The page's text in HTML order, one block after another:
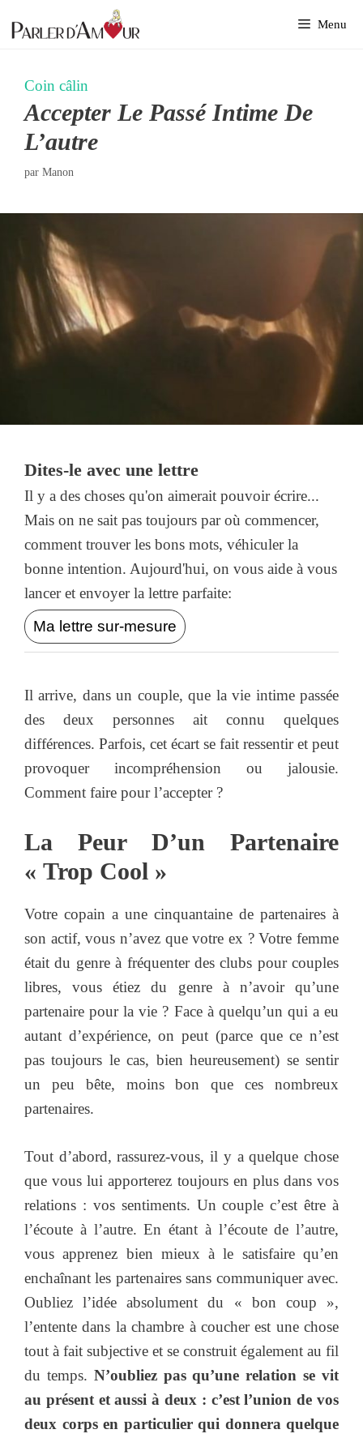
au
Menu
Coin câlin
Accepter Le Passé Intime De
L’autre
par Manon
Dites-le avec une lettre
Il y a des choses qu'on aimerait pouvoir écrire...
Mais on ne sait pas toujours par où commencer,
comment trouver les bons mots, véhiculer la
bonne intention. Aujourd'hui, on vous aide à vous
lancer et envoyer la lettre parfaite:
Ma lettre sur-mesure
Il arrive, dans un couple, que la vie intime passée
des deux personnes ait connu quelques
différences. Parfois, cet écart se fait ressentir et peut
provoquer incompréhension ou jalousie.
Comment faire pour l’accepter ?
La Peur D’un Partenaire
« Trop Cool »
Votre copain a une cinquantaine de partenaires à
son actif, vous n’avez que votre ex ? Votre femme
était du genre à fréquenter des clubs pour couples
libres, vous étiez du genre à n’avoir qu’une
partenaire pour la vie ? Face à quelqu’un qui a eu
autant d’expérience, on peut (parce que ce n’est
pas toujours le cas, bien heureusement) se sentir
un peu bête, moins bon que ces nombreux
partenaires.
Tout d’abord, rassurez-vous, il y a quelque chose
que vous lui apporterez toujours en plus dans vos
relations : vos sentiments. Un couple c’est être à
l’écoute à l’autre. En étant à l’écoute de l’autre,
vous apprenez bien mieux à le satisfaire qu’en
enchaînant les partenaires sans communiquer avec.
Oubliez l’idée absolument du « bon coup »,
l’entente dans la chambre à coucher est une chose
tout à fait subjective et se construit également au fil
du temps. N’oubliez pas qu’une relation se vit
au présent et aussi à deux : c’est l’union de vos
deux corps en particulier qui donnera quelque